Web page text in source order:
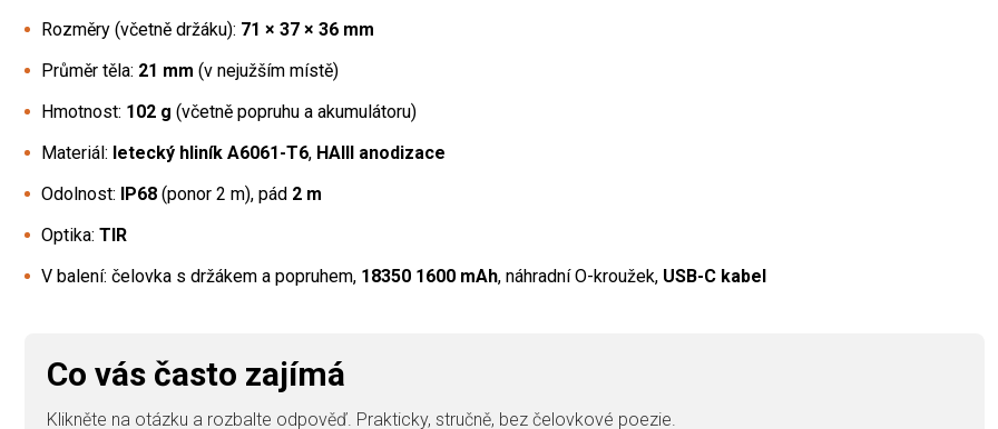
Rozměry (včetně držáku): 71 × 37 × 36 mm
Průměr těla: 21 mm (v nejužším místě)
Hmotnost: 102 g (včetně popruhu a akumulátoru)
Materiál: letecký hliník A6061-T6, HAIII anodizace
Odolnost: IP68 (ponor 2 m), pád 2 m
Optika: TIR
V balení: čelovka s držákem a popruhem, 18350 1600 mAh, náhradní O-kroužek, USB-C kabel
Co vás často zajímá
Klikněte na otázku a rozbalte odpověď. Prakticky, stručně, bez čelovkové poezie.